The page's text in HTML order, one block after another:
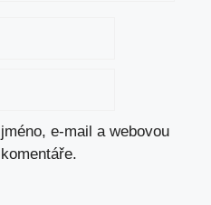
e-mail a webovou